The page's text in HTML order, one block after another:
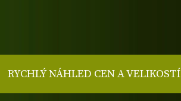
RYCHLÝ NÁHLED CEN A VELIKOSTÍ